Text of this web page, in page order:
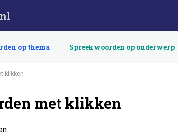
op thema Spreekwoorden op onderwerp
klikken
met klikken